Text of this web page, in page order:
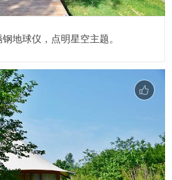
地球仪，点明星空主题。